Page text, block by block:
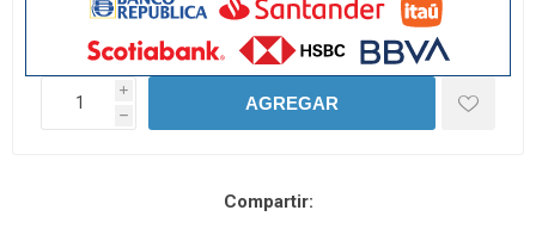
i
h
AGREGAR
Compartir: